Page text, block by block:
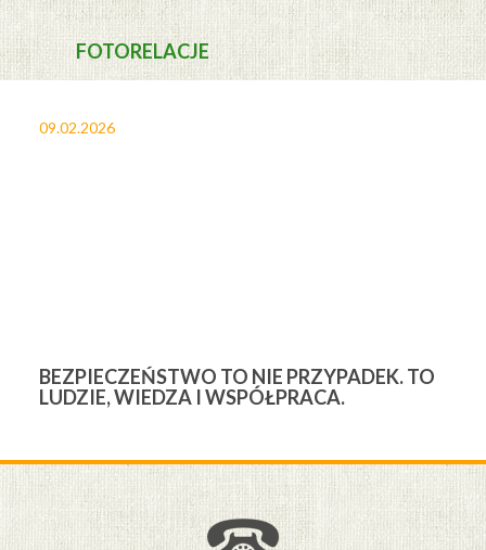
FOTORELACJE
09.02.2026
BEZPIECZEŃSTWO TO NIE PRZYPADEK. TO
LUDZIE, WIEDZA I WSPÓŁPRACA.